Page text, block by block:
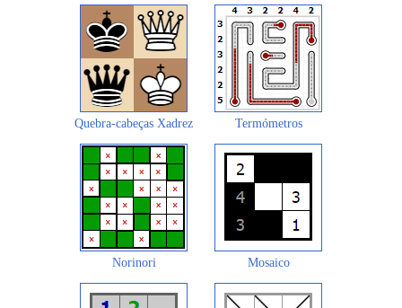
Quebra-cabeças Xadrez Termómetros
Norinori Mosaico